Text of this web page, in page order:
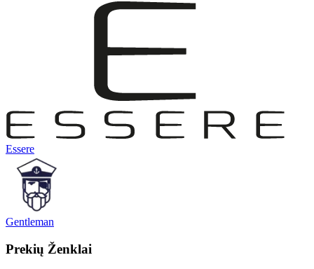
Essere
Gentleman
Prekių Ženklai